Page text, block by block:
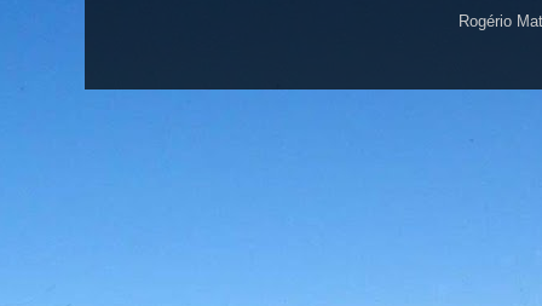
Rogério